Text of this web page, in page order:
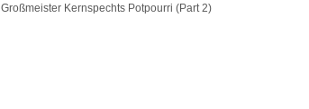
Großmeister Kernspechts Potpourri (Part 2)